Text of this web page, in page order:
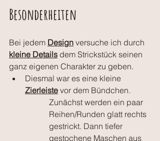
Besonderheiten
Bei jedem Design versuche ich durch
kleine Details dem Strickstück seinen
ganz eigenen Charakter zu geben.
Diesmal war es eine kleine
Zierleiste vor dem Bündchen.
Zunächst werden ein paar
Reihen/Runden glatt rechts
gestrickt. Dann tiefer
gestochene Maschen aus